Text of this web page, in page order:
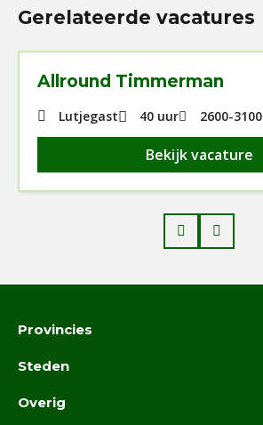
Gerelateerde vacatures
Allround Timmerman
Lutjegast 40 uur 2600-3100
Bekijk vacature
Prev
Provincies
Steden
Overig